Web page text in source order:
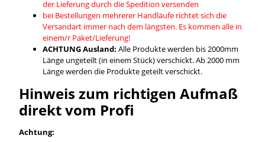
der Lieferung durch die Spedition versenden
bei Bestellungen mehrerer Handläufe richtet sich die
Versandart immer nach dem längsten. Es kommen alle in
einem/r Paket/Lieferung!
ACHTUNG Ausland: Alle Produkte werden bis 2000mm
Länge ungeteilt (in einem Stück) verschickt. Ab 2000 mm
Länge werden die Produkte geteilt verschickt.
Hinweis zum richtigen Aufmaß
direkt vom Profi
Achtung: